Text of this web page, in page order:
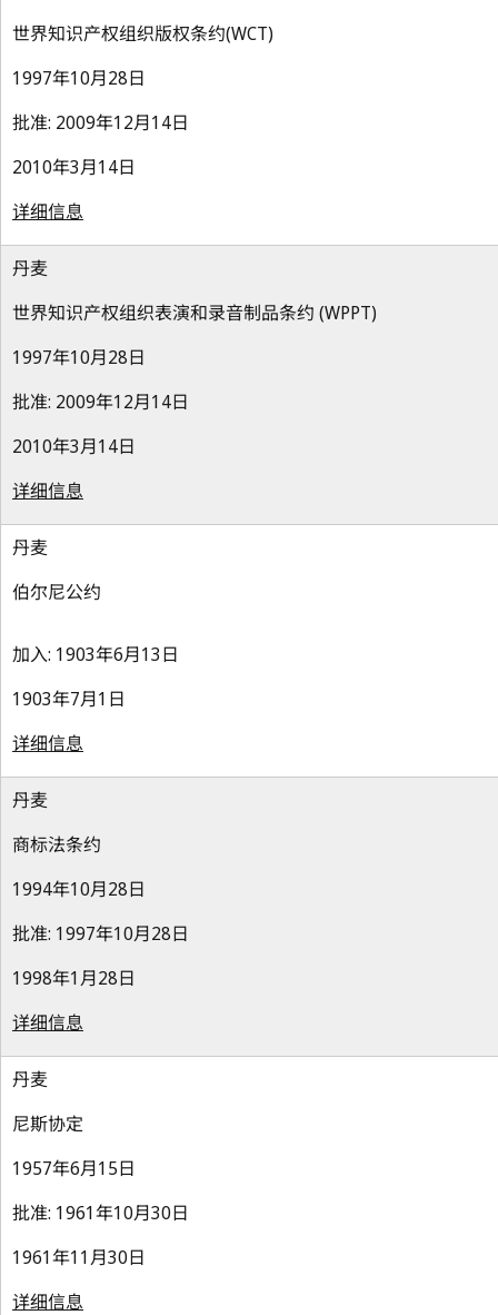
世界知识产权组织版权条约(WCT)
1997年10月28日
批准: 2009年12月14日
2010年3月14日
详细信息
丹麦
世界知识产权组织表演和录音制品条约 (WPPT)
1997年10月28日
批准: 2009年12月14日
2010年3月14日
详细信息
丹麦
伯尔尼公约
加入: 1903年6月13日
1903年7月1日
详细信息
丹麦
商标法条约
1994年10月28日
批准: 1997年10月28日
1998年1月28日
详细信息
丹麦
尼斯协定
1957年6月15日
批准: 1961年10月30日
1961年11月30日
详细信息